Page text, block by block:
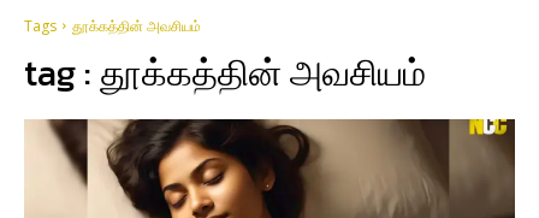
Tags தூக்கத்தின் அவசியம்
tag : தூக்கத்தின் அவசியம்